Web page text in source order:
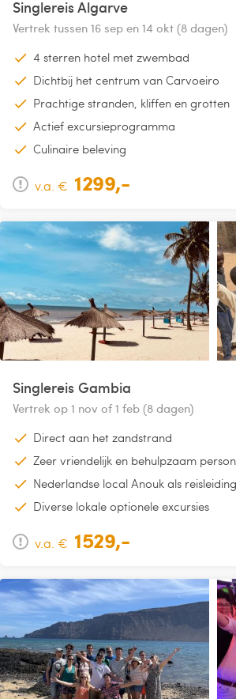
Singlereis Algarve
Vertrek tussen 16 sep en 14 okt (8 dagen)
4 sterren hotel met zwembad
Dichtbij het centrum van Carvoeiro
Prachtige stranden, kliffen en grotten
Actief excursieprogramma
Culinaire beleving
v.a. € 1299,-
Singlereis Gambia
Vertrek op 1 nov of 1 feb (8 dagen)
Direct aan het zandstrand
Zeer vriendelijk en behulpzaam
Nederlandse local Anouk als reisleiding
Diverse lokale optionele excursies
v.a. € 1529,-